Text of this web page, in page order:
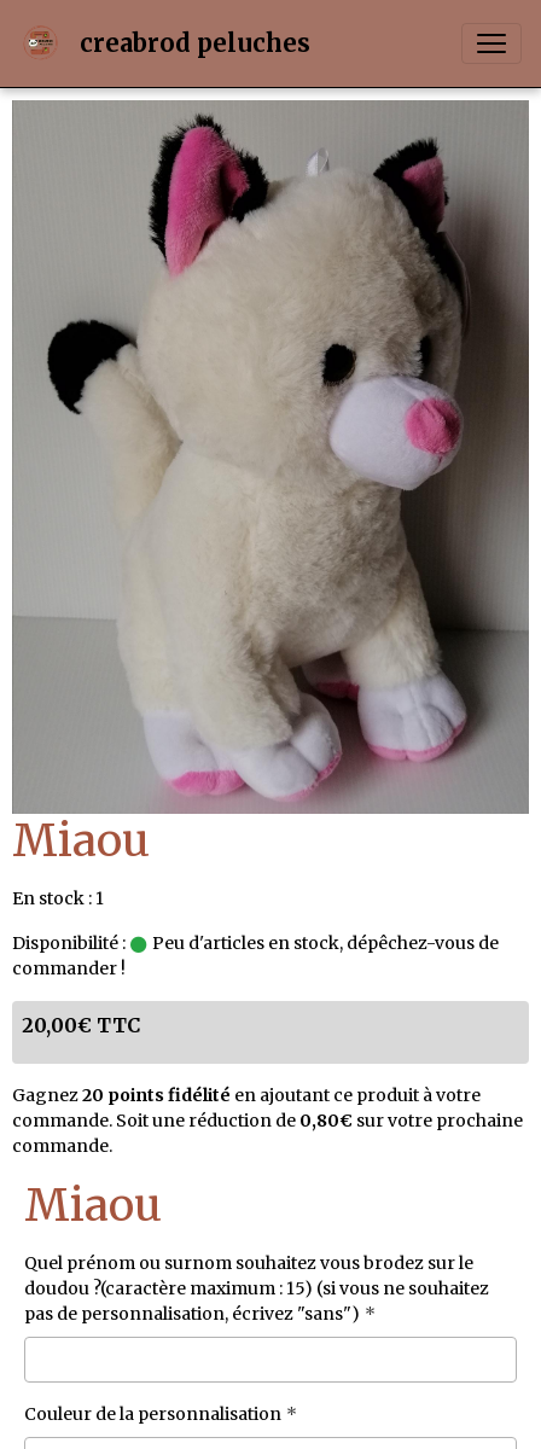
creabrod peluches
Miaou
En stock : 1
Disponibilité :
Peu d'articles en stock, dépêchez-vous de
commander !
20,00€ TTC
Gagnez20 points fidélité en ajoutant ce produit à votre
commande. Soit une réduction de 0,80€ sur votre prochaine
commande.
Miaou
Quel prénom ou surnom souhaitez vous brodez sur le
doudou ?(caractère maximum : 15) (si vous ne souhaitez
pas de personnalisation, écrivez "sans")
Couleur de la personnalisation